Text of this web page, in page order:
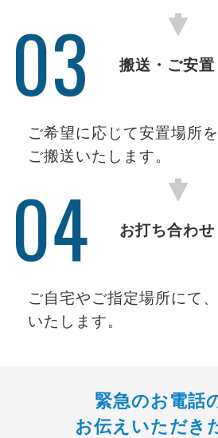
03 搬送・ご安置
ご希望に応じて安置場所
ご搬送いたします。
04 お打ち合わせ
ご自宅やご指定場所にて
いたします。
緊急のお電話
お伝えいただき